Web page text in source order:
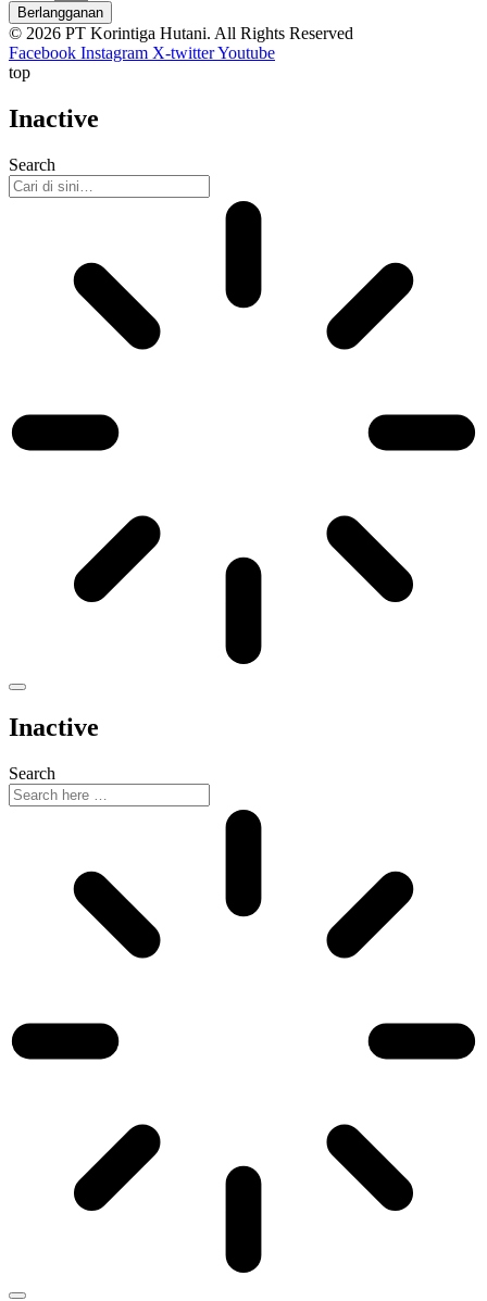
Berlangganan
© 2026 PT Korintiga Hutani. All Rights Reserved
Facebook Instagram X-twitterYoutube
top
Inactive
Search
Inactive
Search